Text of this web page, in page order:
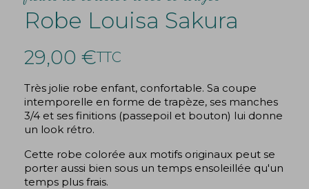
Robe Louisa Sakura
29,00 €TTC
Très jolie robe enfant, confortable. Sa coupe
intemporelle en forme de trapèze, ses manches
3/4 et ses finitions (passepoil et bouton) lui donne
un look rétro.
Cette robe colorée aux motifs originaux peut se
porter aussi bien sous un temps ensoleillée qu'un
temps plus frais.